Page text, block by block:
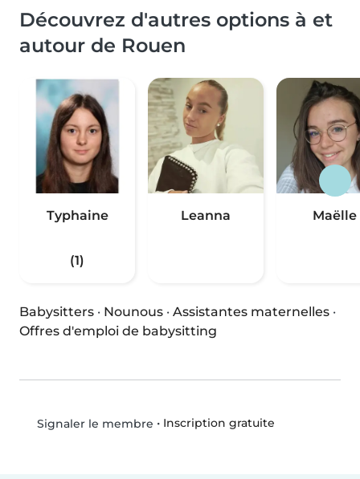
Découvrez d'autres options à et
autour de Rouen
Typhaine
(1)
Leanna Maëlle
Babysitters · Nounous · Assistantes maternelles ·
Offres d'emploi de babysitting
Signaler le membre • Inscription gratuite